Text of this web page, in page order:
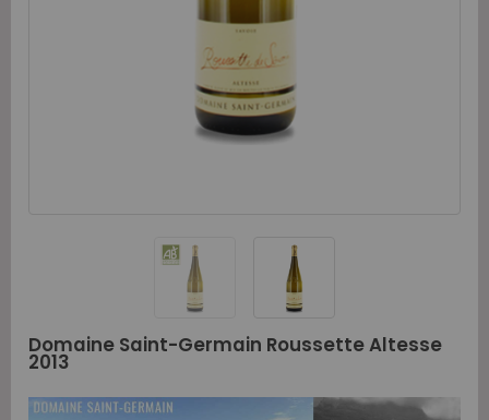
Domaine Saint-Germain Roussette Altesse
2013